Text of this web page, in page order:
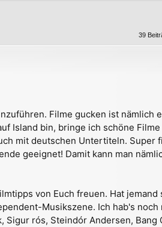
39
Filme gucken ist nämlich
Island bin, bringe ich schöne Filme
mit deutschen Untertiteln. Super
geeignet! Damit kann man
von Euch freuen. Hat jemand
Musikszene. Ich hab's
rós, Steindór Andersen, Bang